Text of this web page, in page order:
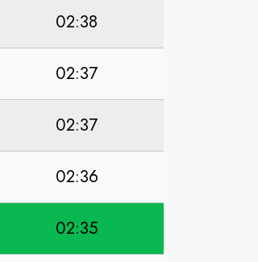
02:38
02:37
02:37
02:36
02:35